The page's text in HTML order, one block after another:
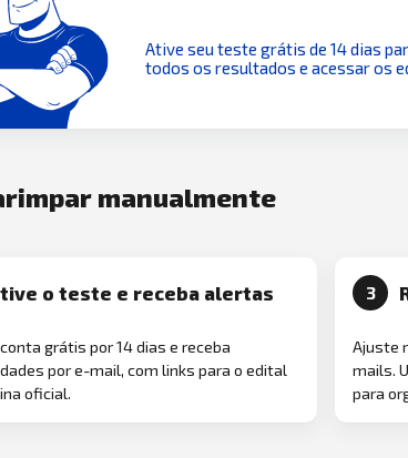
Ative seu teste grátis de 14 dias
todos os resultados e acessar os
manualmente
o teste e receba alertas
grátis por 14 dias e receba
por e-mail, com links para o edital
oficial.
3
Ajuste
mails.
para